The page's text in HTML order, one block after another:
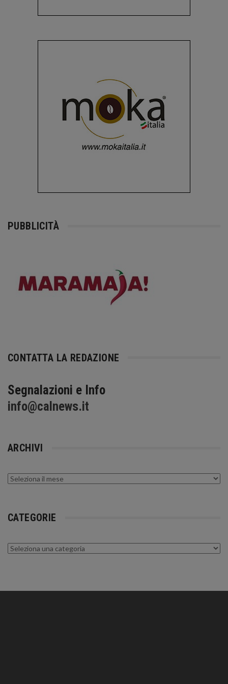
PUBBLICITÀ
CONTATTA LA REDAZIONE
Segnalazioni e Info
info@calnews.it
ARCHIVI
Archivi
CATEGORIE
Categorie